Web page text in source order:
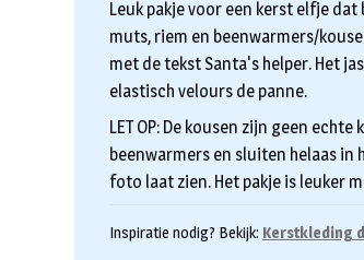
Leuk pakje voor een kerst elfje
muts, riem en beenwarmers/
met de tekst Santa's helper. Het
elastisch velours de panne.
LET OP: De kousen zijn geen
beenwarmers en sluiten helaas in
foto laat zien. Het pakje is leuker
Inspiratie nodig? Bekijk: Kerstkleding